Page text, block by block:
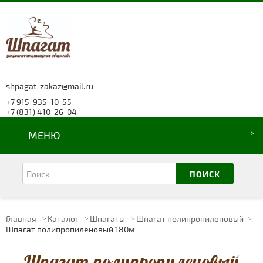
shpagat-zakaz@mail.ru
+7 915-935-10-55
+7 (831) 410-26-04
МЕНЮ
Главная Каталог Шпагаты
Шпагат полипропиленовый
Шпагат полипропиленовый 180м